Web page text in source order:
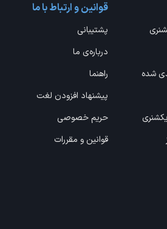
شده
قوانین و ارتباط با ما
پشتیبانی
درباره‌ی ما
راهنما
پیشنهاد افزودن لغت
حریم خصوصی
قوانین و مقررات